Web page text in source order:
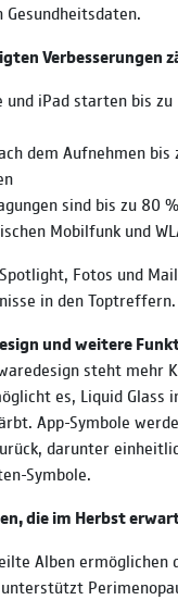
Gesundheitsdaten.
Verbesserungen
und iPad starten bis
dem Aufnehmen bis
sind bis zu 80
Mobilfunk und
Fotos und
in den Toptreffern.
und weitere
steht mehr
es, Liquid
App-Symbole
darunter
Symbole.
die im Herbst
Alben